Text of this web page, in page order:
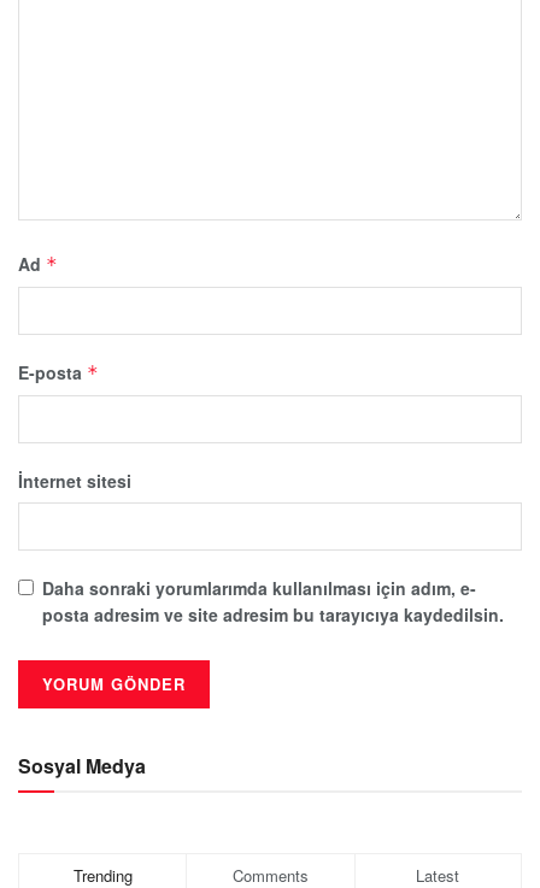
Ad *
E-posta *
İnternet sitesi
Daha sonraki yorumlarımda kullanılması için adım, e-
posta adresim ve site adresim bu tarayıcıya kaydedilsin.
Sosyal Medya
Trending Comments Latest